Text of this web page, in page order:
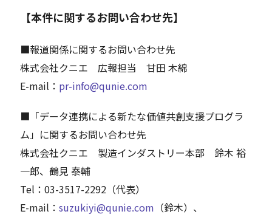
【本件に関するお問い合わせ先】
■報道関係に関するお問い合わせ先
株式会社クニエ 広報担当 甘田 木綿
E-mail： pr-info@qunie.com
■「データ連携による新たな価値共創支援プログラ
ム」に関するお問い合わせ先
株式会社クニエ 製造インダストリー本部 鈴木 裕
一郎、鶴見 泰輔
Tel：03-3517-2292（代表）
E-mail：suzukiyi@qunie.com （鈴木）、